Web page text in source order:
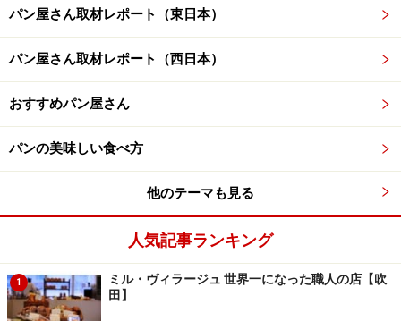
パン屋さん取材レポート（東日本）
パン屋さん取材レポート（西日本）
おすすめパン屋さん
パンの美味しい食べ方
他のテーマも見る
人気記事ランキング
1
ミル・ヴィラージュ 世界一になった職人の店【吹
田】